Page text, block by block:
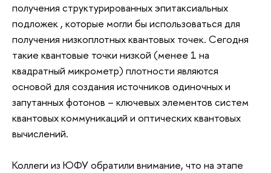
получения структурированных эпитаксиальных
подложек , которые могли бы использоваться для
получения низкоплотных квантовых точек. Сегодня
такие квантовые точки низкой (менее 1 на
квадратный микрометр) плотности являются
основой для создания источников одиночных и
запутанных фотонов – ключевых элементов систем
квантовых коммуникаций и оптических квантовых
вычислений.
Коллеги из ЮФУ обратили внимание, что на этапе